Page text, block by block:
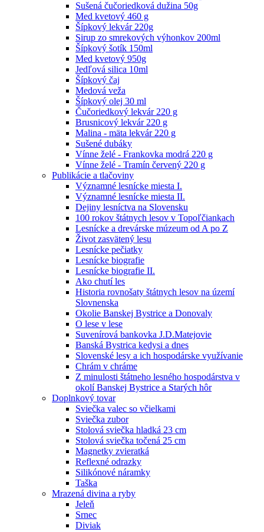
Sušená čučoriedková dužina 50g
Med kvetový 460 g
Šípkový lekvár 220g
Sirup zo smrekových výhonkov 200ml
Šípkový šotík 150ml
Med kvetový 950g
Jedľová silica 10ml
Šípkový čaj
Medová veža
Šípkový olej 30 ml
Čučoriedkový lekvár 220 g
Brusnicový lekvár 220 g
Malina - mäta lekvár 220 g
Sušené dubáky
Vínne želé - Frankovka modrá 220 g
Vínne želé - Tramín červený 220 g
Publikácie a tlačoviny
Významné lesnícke miesta I.
Významné lesnícke miesta II.
Dejiny lesníctva na Slovensku
100 rokov štátnych lesov v Topoľčiankach
Lesnícke a drevárske múzeum od A po Z
Život zasvätený lesu
Lesnícke pečiatky
Lesnícke biografie
Lesnícke biografie II.
Ako chutí les
Historia rovnošaty štátnych lesov na území
Slovnenska
Okolie Banskej Bystrice a Donovaly
O lese v lese
Suvenírová bankovka J.D.Matejovie
Banská Bystrica kedysi a dnes
Slovenské lesy a ich hospodárske využívanie
Chrám v chráme
Z minulosti štátneho lesného hospodárstva v
okolí Banskej Bystrice a Starých hôr
Doplnkový tovar
Sviečka valec so včielkami
Sviečka zubor
Stolová sviečka hladká 23 cm
Stolová sviečka točená 25 cm
Magnetky zvieratká
Reflexné odrazky
Silikónové náramky
Taška
Mrazená divina a ryby
Jeleň
Srnec
Diviak